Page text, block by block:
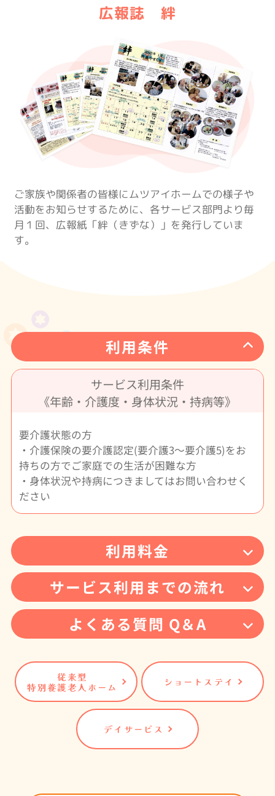
ご家族や関係者の皆様にムツアイホームでの様子や
活動をお知らせするために、各サービス部門より毎
月１回、広報紙「絆（きずな）」を発行していま
す。
広報誌 絆
利用条件
サービス利用条件
《年齢・介護度・身体状況・持病等》
要介護状態の方
・介護保険の要介護認定(要介護3～要介護5)をお
持ちの方でご家庭での生活が困難な方
・身体状況や持病につきましてはお問い合わせく
ださい
利用料金
サービス利用までの流れ
よくある質問 Q＆A
従来型
特別養護老人ホーム ショートステイ
デイサービス